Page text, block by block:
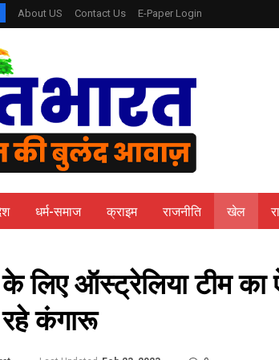
About US Contact Us E-Paper Login
धर्म-समाज क्राइम राजनीति खेल
लिए ऑस्ट्रेलिया टीम का
रहे कंगारू